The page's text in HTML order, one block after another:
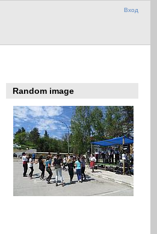
Вход
Random image